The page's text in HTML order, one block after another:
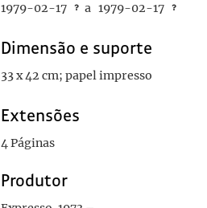
1979-02-17 a 1979-02-17
Dimensão e suporte
33 x 42 cm; papel impresso
Extensões
4 Páginas
Produtor